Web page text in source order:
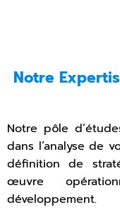
Notre
Notre pôle
dans l’analyse de
définition de
œuvre
développement.